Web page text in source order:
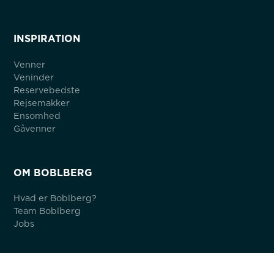
INSPIRATION
Venner
Veninder
Reservebedste
Rejsemakker
Ensomhed
Gåvenner
OM BOBLBERG
Hvad er Boblberg?
Team Boblberg
Jobs